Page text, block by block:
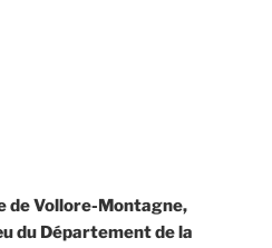
de Vollore-Montagne,
du Département de la